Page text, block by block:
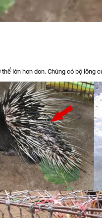
lớn hơn don. Chúng có bộ lông